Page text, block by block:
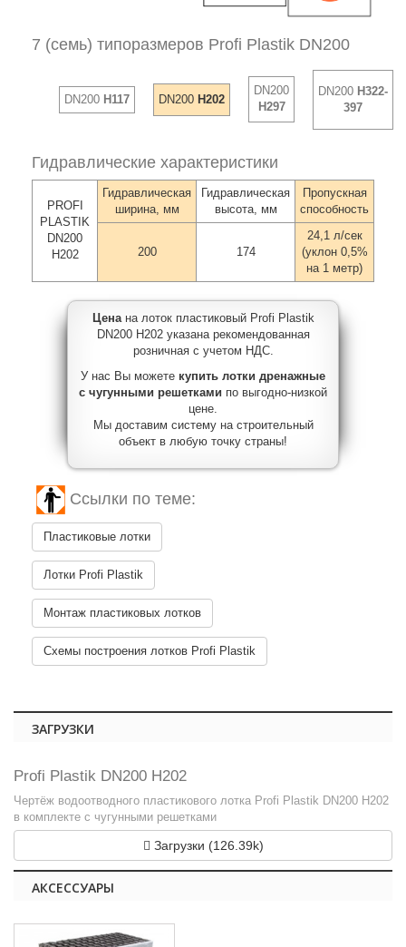
7 (семь) типоразмеров Profi Plastik DN200
DN200 H117 DN200 H202
DN200
H297
DN200 H322-
397
Гидравлические характеристики
PROFI
PLASTIK
DN200
H202
Гидравлическая
ширина, мм
Гидравлическая
высота, мм
Пропускная
способность
200 174
24,1 л/сек
(уклон 0,5%
на 1 метр)
Ценана лоток пластиковый Profi Plastik
DN200 H202 указана рекомендованная
розничная с учетом НДС.
У нас Вы можете купить лотки дренажные
с чугунными решетками по выгодно-низкой
цене.
Мы доставим систему на строительный
объект в любую точку страны!
Ссылки по теме:
Пластиковые лотки
Лотки Profi Plastik
Монтаж пластиковых лотков
Схемы построения лотков Profi Plastik
ЗАГРУЗКИ
Profi Plastik DN200 H202
Чертёж водоотводного пластикового лотка Profi Plastik DN200 H202
в комплекте с чугунными решетками
Загрузки (126.39k)
АКСЕССУАРЫ